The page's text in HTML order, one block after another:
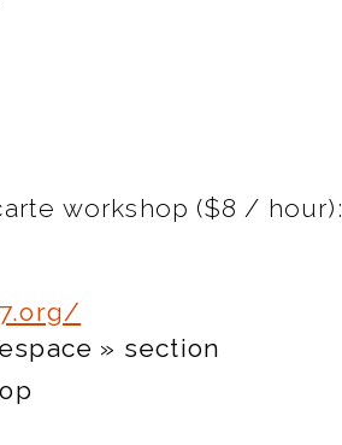
workshop ($8 / hour):
» section